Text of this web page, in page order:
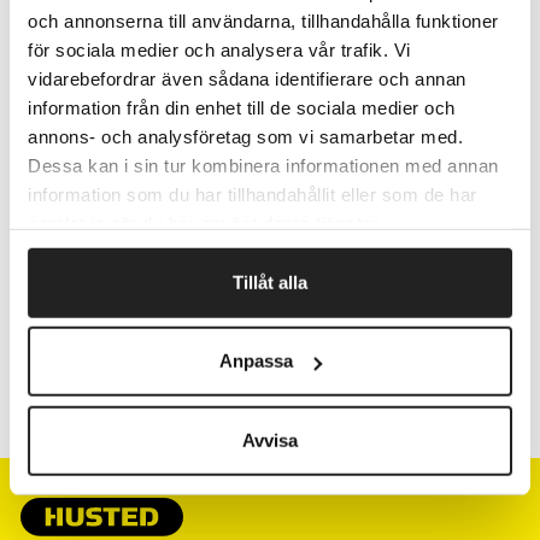
och annonserna till användarna, tillhandahålla funktioner
för sociala medier och analysera vår trafik. Vi
vidarebefordrar även sådana identifierare och annan
information från din enhet till de sociala medier och
annons- och analysföretag som vi samarbetar med.
Dessa kan i sin tur kombinera informationen med annan
information som du har tillhandahållit eller som de har
Tillåt alla
Anpassa
Avvisa
Fragtfrit når du handler for 1.900,-
Afsendelse samme dag ved bestilling
inden kl 10
15238 38
15257 57